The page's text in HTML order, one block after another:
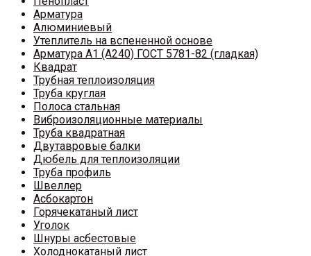
Арматура
Алюминиевый
Утеплитель на вспененной основе
Арматура A1 (A240) ГОСТ 5781-82 (гладкая)
Квадрат
Трубная теплоизоляция
Труба круглая
Полоса стальная
Виброизоляционные материалы
Труба квадратная
Двутавровые балки
Дюбель для теплоизоляции
Труба профиль
Швеллер
Асбокартон
Горячекатаный лист
Уголок
Шнуры асбестовые
Холоднокатаный лист